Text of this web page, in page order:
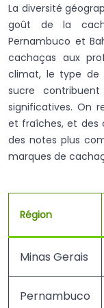
La diversité
goût de la
Pernambuco et
cachaças aux
climat, le type de
sucre
significatives. On
et fraîches, et des
des notes plus
marques de
Région
Minas Gerais
Pernambuco